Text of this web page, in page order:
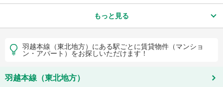
もっと見る
羽越本線（東北地方）にある駅ごとに賃貸物件（マンショ
ン・アパート）をお探しいただけます！
羽越本線（東北地方）